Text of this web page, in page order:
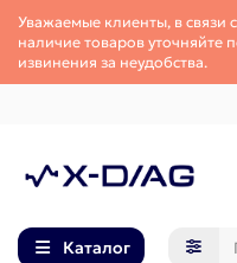
Уважаемые клиенты, в связи
наличие товаров уточняйте
извинения за неудобства.
Каталог